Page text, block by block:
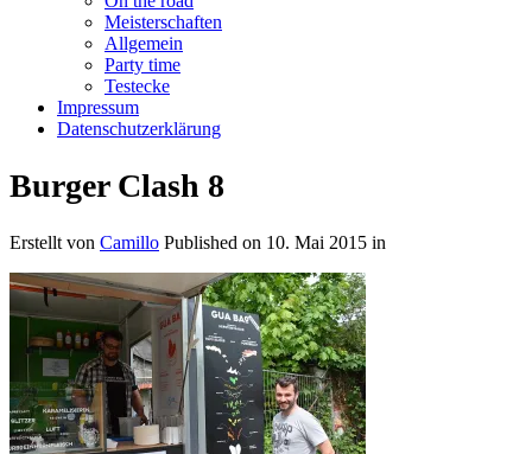
Meisterschaften
Allgemein
Party time
Testecke
Impressum
Datenschutzerklärung
Burger Clash 8
Erstellt von Camillo Published on 10. Mai 2015 in